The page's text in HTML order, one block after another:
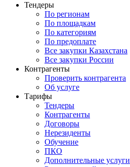
Тендеры
По регионам
По площадкам
По категориям
По предоплате
Все закупки Казахстана
Все закупки России
Контрагенты
Проверить контрагента
Об услуге
Тарифы
Тендеры
Контрагенты
Договоры
Нерезиденты
Обучение
ПКО
Дополнительные услуги